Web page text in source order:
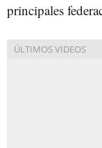
principales